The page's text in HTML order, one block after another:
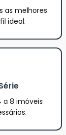
as melhores
ideal.
a 8 imóveis